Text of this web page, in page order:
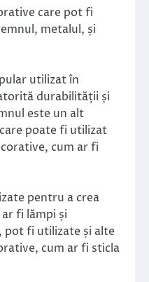
care pot fi
metalul, și
utilizat în
durabilității și
este un alt
poate fi utilizat
cum ar fi
pentru a crea
fi lămpi și
pot fi utilizate și alte
cum ar fi sticla